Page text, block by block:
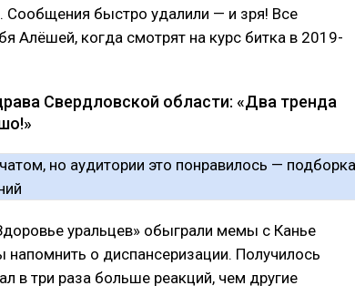
Сообщения быстро удалили — и зря! Все
Алёшей, когда смотрят на курс битка в 2019-
Свердловской области: «Два тренда
уральцев» обыграли мемы с Канье
о диспансеризации. Получилось
в три раза больше реакций, чем другие